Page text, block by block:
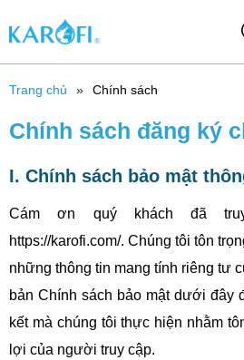
Trang chủ Chính sách
Chính sách đăng ký
I. Chính sách bảo mật
Cám ơn quý khách đã
https://karofi.com/. Chúng tôi tôn
những thông tin mang tính riêng tư
bản Chính sách bảo mật dưới đây
kết mà chúng tôi thực hiện nhằm
lợi của người truy cập.